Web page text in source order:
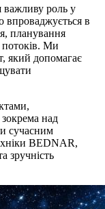
важливу роль у
впроваджується в
планування
потоків. Ми
який допомагає
над
сучасним
BEDNAR,
зручність